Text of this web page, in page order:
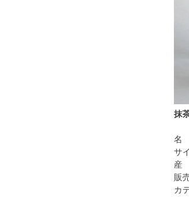
抹
名
サ
産
販
カ